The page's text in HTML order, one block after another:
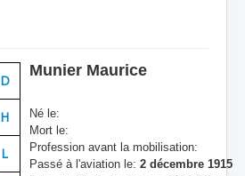
D
H
L
Munier Maurice
Né le:
Mort le:
Profession avant la mobilisation:
Passé à l'aviation le: 2 décembre 1915